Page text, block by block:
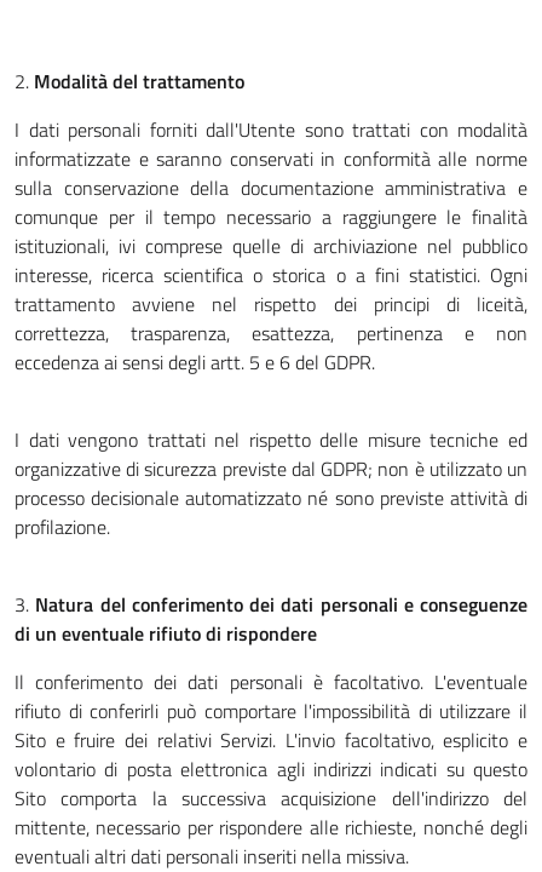
2. Modalità del trattamento
I dati personali forniti dall'Utente sono trattati con modalità
informatizzate e saranno conservati in conformità alle norme
sulla conservazione della documentazione amministrativa e
comunque per il tempo necessario a raggiungere le finalità
istituzionali, ivi comprese quelle di archiviazione nel pubblico
interesse, ricerca scientifica o storica o a fini statistici. Ogni
trattamento avviene nel rispetto dei principi di liceità,
correttezza, trasparenza, esattezza, pertinenza e non
eccedenza ai sensi degli artt. 5 e 6 del GDPR.
I dati vengono trattati nel rispetto delle misure tecniche ed
organizzative di sicurezza previste dal GDPR; non è utilizzato un
processo decisionale automatizzato né sono previste attività di
profilazione.
3. Natura del conferimento dei dati personali e conseguenze
di un eventuale rifiuto di rispondere
Il conferimento dei dati personali è facoltativo. L'eventuale
rifiuto di conferirli può comportare l'impossibilità di utilizzare il
Sito e fruire dei relativi Servizi. L'invio facoltativo, esplicito e
volontario di posta elettronica agli indirizzi indicati su questo
Sito comporta la successiva acquisizione dell'indirizzo del
mittente, necessario per rispondere alle richieste, nonché degli
eventuali altri dati personali inseriti nella missiva.